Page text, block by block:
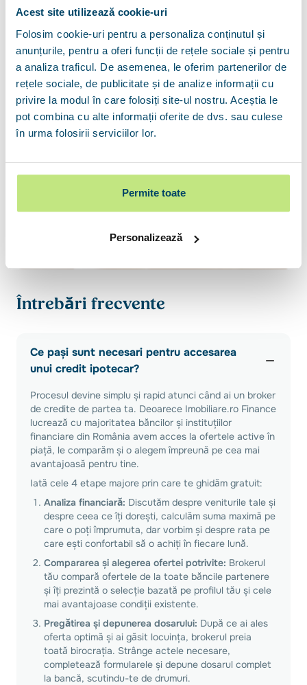
Acest site utilizează cookie-uri
Folosim cookie-uri pentru a personaliza conținutul și
anunțurile, pentru a oferi funcții de rețele sociale și pentru
a analiza traficul. De asemenea, le oferim partenerilor de
rețele sociale, de publicitate și de analize informații cu
privire la modul în care folosiți site-ul nostru. Aceștia le
pot combina cu alte informații oferite de dvs. sau culese
în urma folosirii serviciilor lor.
Permite toate
Personalizează
Acces la majoritatea băncilor și instituțiilor
financiare din țară
13 ani de experiență în creditare - știm procesul,
știm să te sfătuim
Întrebări frecvente
Ce pași sunt necesari pentru accesarea
unui credit ipotecar?
Procesul devine simplu și rapid atunci când ai un broker
de credite de partea ta. Deoarece Imobiliare.ro Finance
lucrează cu majoritatea băncilor și instituțiilor
financiare din România avem acces la ofertele active în
piață, le comparăm și o alegem împreună pe cea mai
avantajoasă pentru tine.
Iată cele 4 etape majore prin care te ghidăm gratuit:
Analiza financiară: Discutăm despre veniturile tale și
despre ceea ce îți dorești, calculăm suma maximă pe
care o poți împrumuta, dar vorbim și despre rata pe
care ești confortabil să o achiți în fiecare lună.
Compararea și alegerea ofertei potrivite: Brokerul
tău compară ofertele de la toate băncile partenere
și îți prezintă o selecție bazată pe profilul tău și cele
mai avantajoase condiții existente.
Pregătirea și depunerea dosarului: După ce ai ales
oferta optimă și ai găsit locuința, brokerul preia
toată birocrația. Strânge actele necesare,
completează formularele și depune dosarul complet
la bancă, scutindu-te de drumuri.